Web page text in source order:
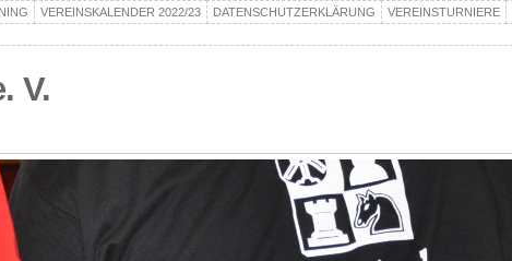
VEREINSKALENDER 2022/23 DATENSCHUTZERKLÄRUNG VEREINSTURNIERE
V.